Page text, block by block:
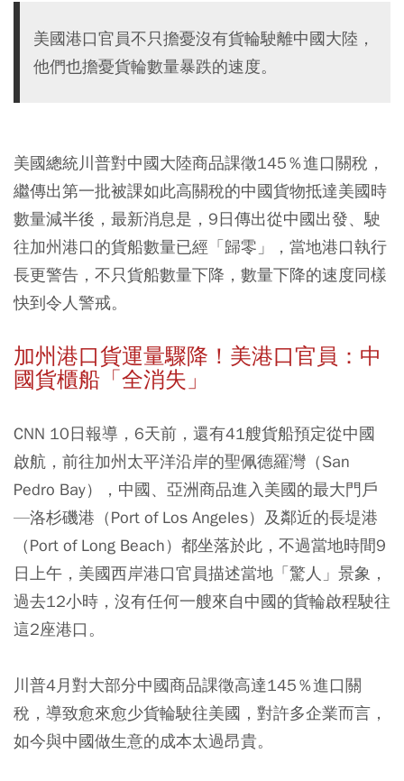
美國港口官員不只擔憂沒有貨輪駛離中國大陸，
他們也擔憂貨輪數量暴跌的速度。
美國總統川普對中國大陸商品課徵145％進口關稅，
繼傳出第一批被課如此高關稅的中國貨物抵達美國時
數量減半後， 最新消息是，9日傳出從中國出發、駛
往加州港口的貨船數量已經「歸零」，當地港口執行
長更警告，不只貨船數量下降，數量下降的速度同樣
快到令人警戒。
加州港口貨運量驟降！美港口官員：中
國貨櫃船「全消失」
CNN 10日報導，6天前，還有41艘貨船預定從中國
啟航，前往加州太平洋沿岸的聖佩德羅灣（San
Pedro Bay），中國、亞洲商品進入美國的最大門戶
—洛杉磯港（Port of Los Angeles）及鄰近的長堤港
（Port of Long Beach）都坐落於此，不過當地時間9
日上午， 美國西岸港口官員描述當地「驚人」景象，
過去12小時，沒有任何一艘來自中國的貨輪啟程駛往
這2座港口。
川普4月對大部分中國商品課徵高達145％進口關
稅，導致愈來愈少貨輪駛往美國，對許多企業而言，
如今與中國做生意的成本太過昂貴。